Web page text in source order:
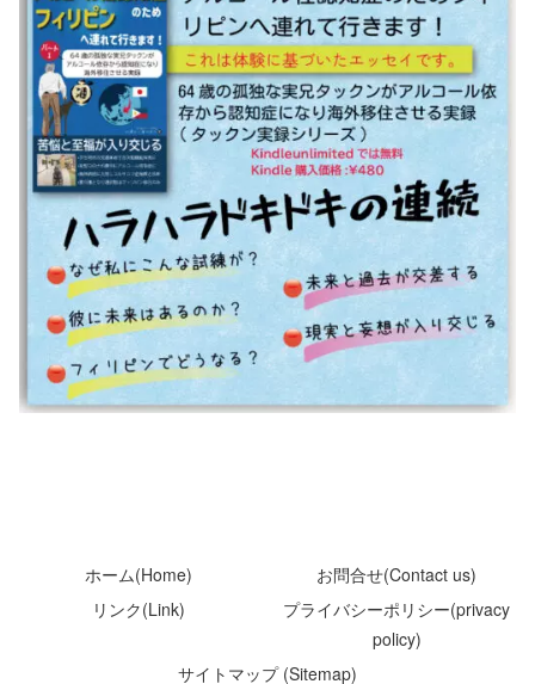
ホーム(Home)
お問合せ(Contact us)
リンク(Link)
プライバシーポリシー(privacy
policy)
サイトマップ (Sitemap)